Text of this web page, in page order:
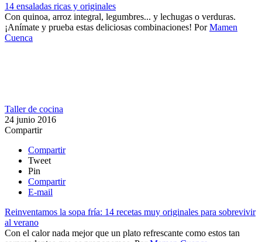
14 ensaladas ricas y originales
Con quinoa, arroz integral, legumbres... y lechugas o verduras.
¡Anímate y prueba estas deliciosas combinaciones! PorMamen
Cuenca
Taller de cocina
24 junio 2016
Compartir
Compartir
Tweet
Pin
Compartir
E-mail
Reinventamos la sopa fría: 14 recetas muy originales para sobrevivir
al verano
Con el calor nada mejor que un plato refrescante como estos tan